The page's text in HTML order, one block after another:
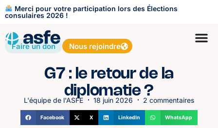
Merci pour votre participation lors des Élections
consulaires 2026 !
Faire un don Nous rejoindre
G7 : le retour de la
diplomatie ?
L'équipe de l'ASFE 18 juin 2026 2 commentaires
Facebook X LinkedIn WhatsApp